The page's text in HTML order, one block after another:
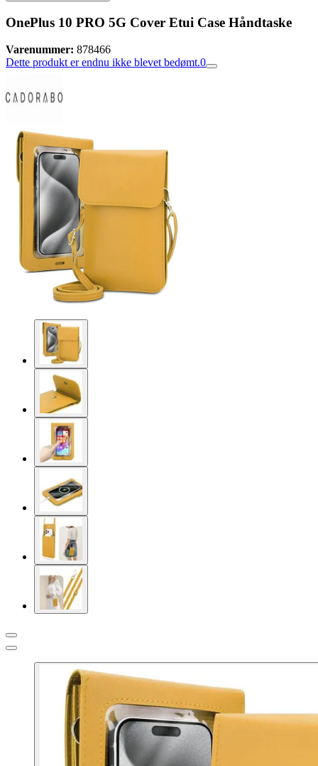
OnePlus 10 PRO 5G Cover Etui Case Håndtaske
Varenummer: 878466
Dette produkt er endnu ikke blevet bedømt.0